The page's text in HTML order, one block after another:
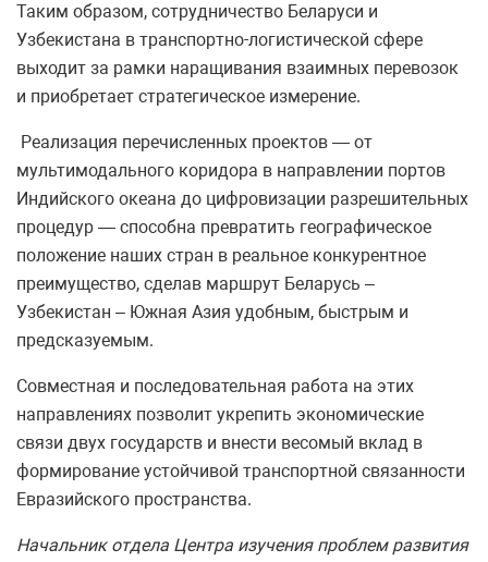
Таким образом, сотрудничество Беларуси и
Узбекистана в транспортно-логистической сфере
выходит за рамки наращивания взаимных перевозок
и приобретает стратегическое измерение.
Реализация перечисленных проектов — от
мультимодального коридора в направлении портов
Индийского океана до цифровизации разрешительных
процедур — способна превратить географическое
положение наших стран в реальное конкурентное
преимущество, сделав маршрут Беларусь –
Узбекистан – Южная Азия удобным, быстрым и
предсказуемым.
Совместная и последовательная работа на этих
направлениях позволит укрепить экономические
связи двух государств и внести весомый вклад в
формирование устойчивой транспортной связанности
Евразийского пространства.
Начальник отдела Центра изучения проблем развития